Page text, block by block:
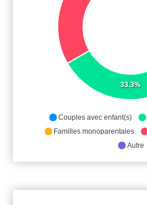
33.3%
Couples avec enfant(s)
Familles monoparentales
Autre